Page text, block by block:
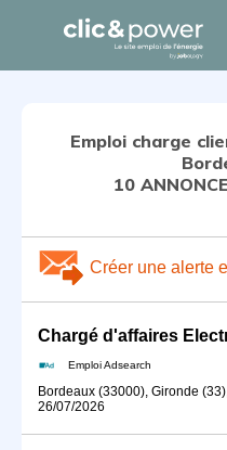
Emploi charge
10
Créer une alerte
Chargé d'affaires
Emploi Adsearch
Bordeaux (33000), Gironde
26/07/2026